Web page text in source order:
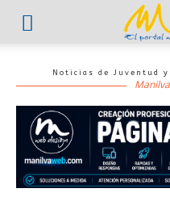
Noticias de Juventud